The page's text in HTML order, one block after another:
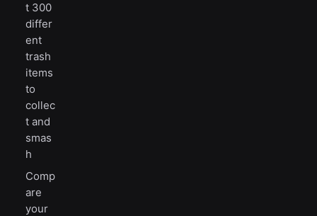
t 300
differ
ent
trash
items
to
collec
t and
smas
h
Comp
are
your